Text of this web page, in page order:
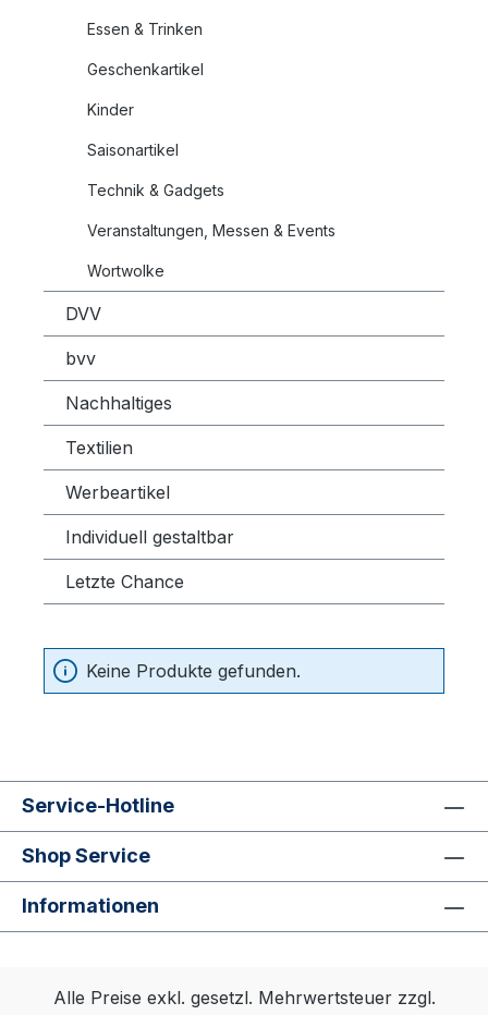
Essen & Trinken
Geschenkartikel
Kinder
Saisonartikel
Technik & Gadgets
Veranstaltungen, Messen & Events
Wortwolke
DVV
bvv
Nachhaltiges
Textilien
Werbeartikel
Individuell gestaltbar
Letzte Chance
Keine Produkte gefunden.
Service-Hotline
Shop Service
Informationen
Alle Preise exkl. gesetzl. Mehrwertsteuer zzgl.